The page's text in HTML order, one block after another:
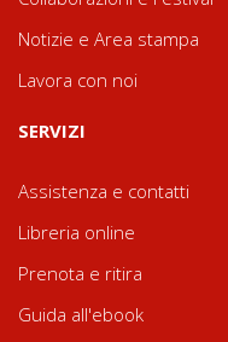
Notizie e Area stampa
Lavora con noi
SERVIZI
Assistenza e contatti
Libreria online
Prenota e ritira
Guida all'ebook